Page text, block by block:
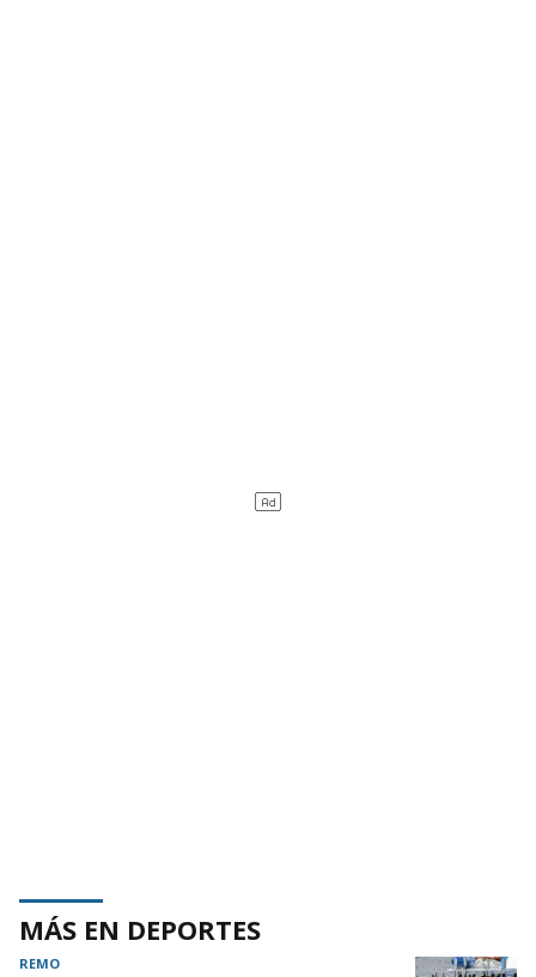
MÁS EN DEPORTES
REMO